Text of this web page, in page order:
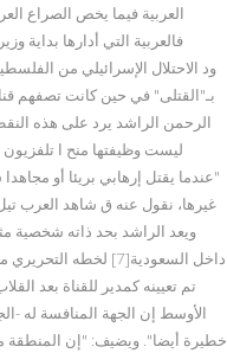
العربية فيما يخص الصراع
فالعربية التي أدارها بداية
الرحمن الراشد يرد على هذه
ليست وظيفتها منح ا
"عندما يقتل إرهابي بريئا أو
ويعد الراشد بحد ذاته شخصية
الأوسط إن الجهة المنافسة له -
خطيرة أيضا". ويضيف: "إن المنطقة